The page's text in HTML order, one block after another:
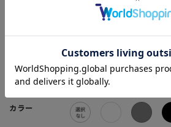
特徴
ブランド
カラー